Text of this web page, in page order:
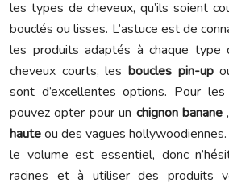
les types de cheveux, qu’ils soient
bouclés ou lisses. L’astuce est de
les produits adaptés à chaque type
cheveux courts, les boucles pin-up
sont d’excellentes options. Pour
pouvez opter pour un chignon banane
hauteou des vagues
le volume est essentiel, donc
racines et à utiliser des produits